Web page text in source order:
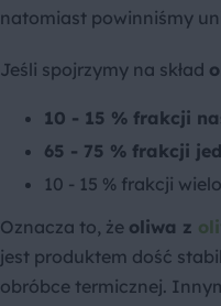
natomiast powinniśmy
Jeśli spojrzymy na skład
10 - 15 % frakcji
65 - 75 % frakcji
10 - 15 % frakcji
Oznacza to, że oliwa z
jest produktem dość
obróbce termicznej.